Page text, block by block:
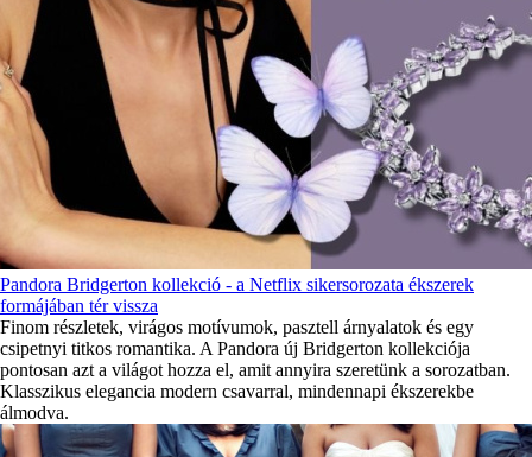
Pandora Bridgerton kollekció - a Netflix sikersorozata ékszerek
formájában tér vissza
Finom részletek, virágos motívumok, pasztell árnyalatok és egy
csipetnyi titkos romantika. A Pandora új Bridgerton kollekciója
pontosan azt a világot hozza el, amit annyira szeretünk a sorozatban.
Klasszikus elegancia modern csavarral, mindennapi ékszerekbe
álmodva.